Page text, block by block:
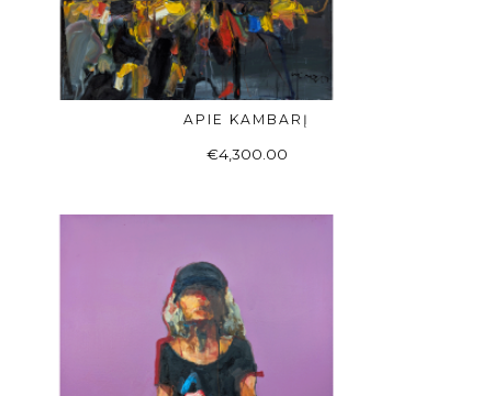
Į KREPŠELĮ
APIE KAMBARĮ
€4,300.00